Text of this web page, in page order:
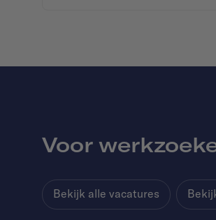
Voor
Bekijk alle vacatures